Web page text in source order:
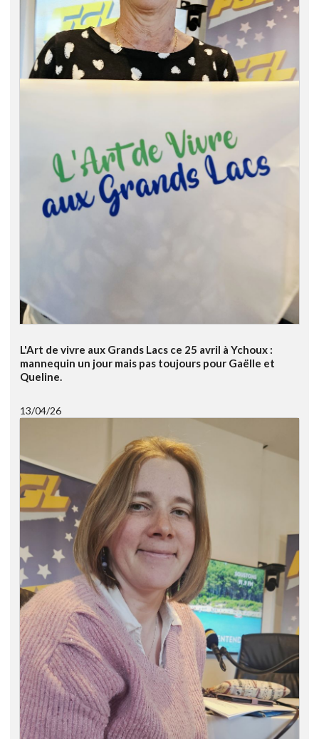
L'Art de vivre aux Grands Lacs ce 25 avril à Ychoux :
mannequin un jour mais pas toujours pour Gaëlle et
Queline.
13/04/26